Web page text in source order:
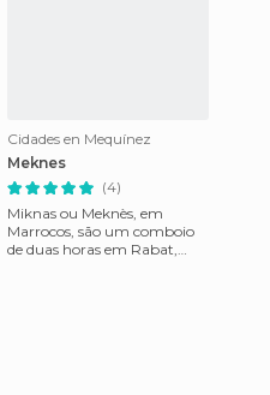
Cidades en Mequínez
Meknes
(4)
Miknas ou Meknès, em
Marrocos, são um comboio
de duas horas em Rabat,